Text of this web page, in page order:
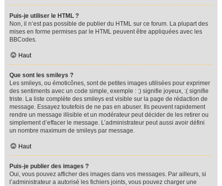
Puis-je utiliser le HTML ?
Non, il n’est pas possible de publier du HTML sur ce forum. La plupart des
mises en forme permises par le HTML peuvent être appliquées avec les
BBCodes.
Haut
Que sont les smileys ?
Les smileys, ou émoticônes, sont de petites images utilisées pour exprimer
des sentiments avec un code simple, exemple : :) signifie joyeux, :( signifie
triste. La liste complète des smileys est visible sur la page de rédaction de
message. Essayez toutefois de ne pas en abuser. Ils peuvent rapidement
rendre un message illisible et un modérateur peut décider de les retirer ou
simplement d’effacer le message. L’administrateur peut aussi avoir défini
un nombre maximum de smileys par message.
Haut
Puis-je publier des images ?
Oui, vous pouvez afficher des images dans vos messages. Par ailleurs, si
l’administrateur a autorisé les fichiers joints, vous pouvez charger une